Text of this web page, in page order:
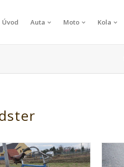
Úvod Auta Moto Kola